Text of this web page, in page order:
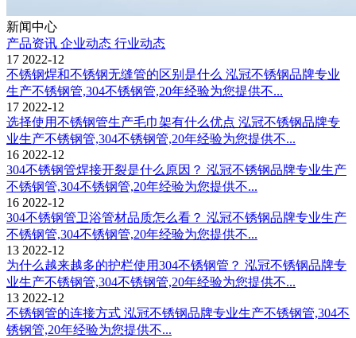
新闻中心
产品资讯 企业动态 行业动态
17 2022-12
不锈钢焊和不锈钢无缝管的区别是什么 泓冠不锈钢品牌专业
生产不锈钢管,304不锈钢管,20年经验为您提供不...
17 2022-12
选择使用不锈钢管生产毛巾架有什么优点 泓冠不锈钢品牌专
业生产不锈钢管,304不锈钢管,20年经验为您提供不...
16 2022-12
304不锈钢管焊接开裂是什么原因？ 泓冠不锈钢品牌专业生产
不锈钢管,304不锈钢管,20年经验为您提供不...
16 2022-12
304不锈钢管卫浴管材品质怎么看？ 泓冠不锈钢品牌专业生产
不锈钢管,304不锈钢管,20年经验为您提供不...
13 2022-12
为什么越来越多的护栏使用304不锈钢管？ 泓冠不锈钢品牌专
业生产不锈钢管,304不锈钢管,20年经验为您提供不...
13 2022-12
不锈钢管的连接方式 泓冠不锈钢品牌专业生产不锈钢管,304不
锈钢管,20年经验为您提供不...